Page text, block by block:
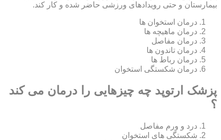
بیمارستان و حتی رویدادهای ورزشی حاضر شده و کار کند.
درمان استخوان ها
درمان ماهیچه ها
درمان مفاصل
درمان تاندون ها
درمان رباط ها
درمان شکستگی استخوان
پزشک ارتوپد چه چیزهایی را درمان می کند
؟
درد و ورم مفاصل
شکستگی های استخوان